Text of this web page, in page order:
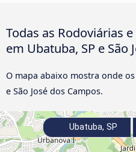
Todas as Rodoviárias
em Ubatuba, SP e São
O mapa abaixo mostra onde
e São José dos Campos.
Ubatuba, SP